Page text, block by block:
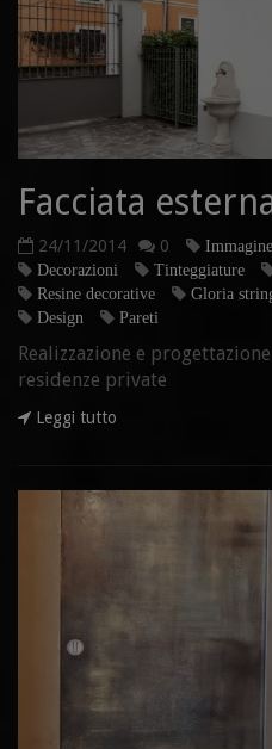
Facciata
24/11/2014 0 Immagine
Decorazioni
Tinteggiature
Resine decorative
Gloria
Design
Pareti
Realizzazione e
residenze private
Leggi tutto